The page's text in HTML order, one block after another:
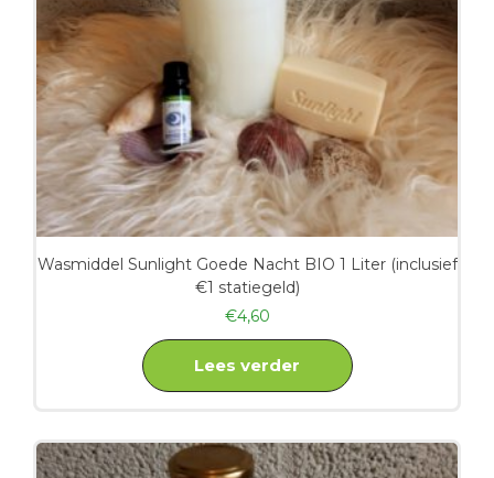
Wasmiddel Sunlight Goede Nacht BIO 1 Liter (inclusief
€1 statiegeld)
€4,60
Lees verder